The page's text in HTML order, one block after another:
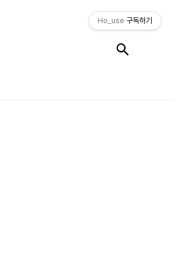
Ho_use 구독하기